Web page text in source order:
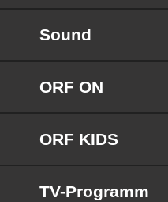
Sound
ORF ON
ORF KIDS
TV-Programm